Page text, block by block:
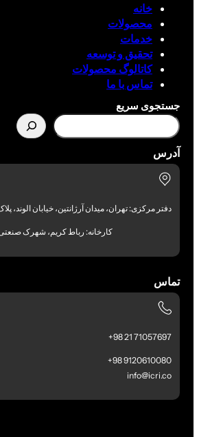
خانه
محصولات
خدمات
تحقیق و توسعه
کاتالوگ محصولات
تماس با ما
جستجوی سریع
آدرس
دفتر مرکزی: تهران، میدان آرژانتین، خیابان الوند، پلاک
کارخانه: رباط کریم، شهرک صنعتی
تماس
71057697 21 98+
9120610080 98+
info@icri.co